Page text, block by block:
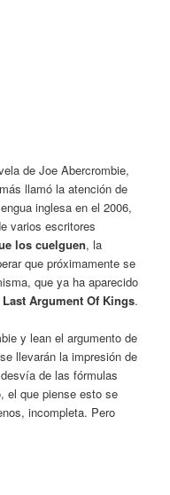
de Joe Abercrombie,
llamó la atención de
inglesa en el 2006,
varios escritores
los cuelguen, la
que próximamente se
que ya ha aparecido
Last Argument Of Kings.
y lean el argumento de
llevarán la impresión de
de las fórmulas
el que piense esto se
incompleta. Pero